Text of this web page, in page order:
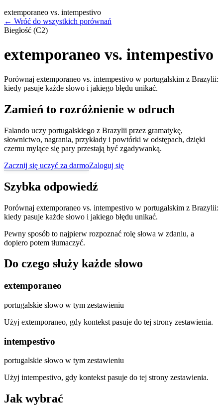
extemporaneo vs. intempestivo
← Wróć do wszystkich porównań
Biegłość (C2)
extemporaneo vs. intempestivo
Porównaj extemporaneo vs. intempestivo w portugalskim z Brazylii:
kiedy pasuje każde słowo i jakiego błędu unikać.
Zamień to rozróżnienie w odruch
Falando uczy portugalskiego z Brazylii przez gramatykę,
słownictwo, nagrania, przykłady i powtórki w odstępach, dzięki
czemu mylące się pary przestają być zgadywanką.
Zacznij się uczyć za darmoZaloguj się
Szybka odpowiedź
Porównaj extemporaneo vs. intempestivo w portugalskim z Brazylii:
kiedy pasuje każde słowo i jakiego błędu unikać.
Pewny sposób to najpierw rozpoznać rolę słowa w zdaniu, a
dopiero potem tłumaczyć.
Do czego służy każde słowo
extemporaneo
portugalskie słowo w tym zestawieniu
Użyj extemporaneo, gdy kontekst pasuje do tej strony zestawienia.
intempestivo
portugalskie słowo w tym zestawieniu
Użyj intempestivo, gdy kontekst pasuje do tej strony zestawienia.
Jak wybrać